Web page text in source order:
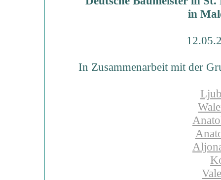
in
In Zusammenarbeit mit der